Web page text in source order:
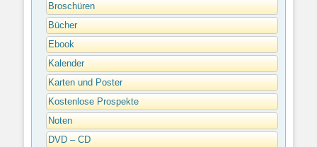
Broschüren
Bücher
Ebook
Kalender
Karten und Poster
Kostenlose Prospekte
Noten
DVD – CD